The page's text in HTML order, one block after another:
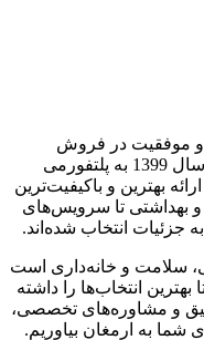
و موفقیت در فروش
محصولات در مارکت‌پلیس‌ها، از اواسط سال 1399 به پلتفورمی
بهترین و باکیفیت‌ترین
بهداشتی تا سرویس‌های
جزئیات انتخاب شده‌اند.
سلامت و خانه‌داری است
انتخاب‌ها را داشته
و مشاوره‌های تخصصی،
به ارمغان بیاوریم.